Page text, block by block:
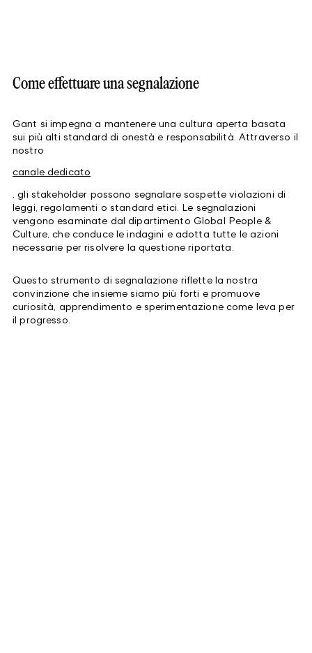
Come effettuare una segnalazione
Gant si impegna a mantenere una cultura aperta basata
sui più alti standard di onestà e responsabilità. Attraverso il
nostro
canale dedicato
, gli stakeholder possono segnalare sospette violazioni di
leggi, regolamenti o standard etici. Le segnalazioni
vengono esaminate dal dipartimento Global People &
Culture, che conduce le indagini e adotta tutte le azioni
necessarie per risolvere la questione riportata.
Questo strumento di segnalazione riflette la nostra
convinzione che insieme siamo più forti e promuove
curiosità, apprendimento e sperimentazione come leva per
il progresso.